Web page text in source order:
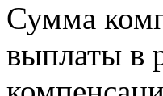
Сумма
выплаты в